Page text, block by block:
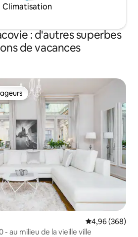
Climatisation
: d'autres superbes
de vacances
les plus appréciés
Évaluation
4,96 (368)
au milieu de la vieille ville